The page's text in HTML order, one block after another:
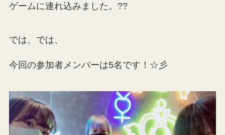
ゲームに連れ込みました。??
では、では、
今回の参加者メンバーは5名です！☆彡